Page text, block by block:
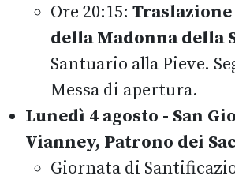
Ore 20:15:
della Madonna della
Santuario alla Pieve.
Messa di apertura.
Lunedì 4 agosto - San
Vianney, Patrono dei
Giornata di